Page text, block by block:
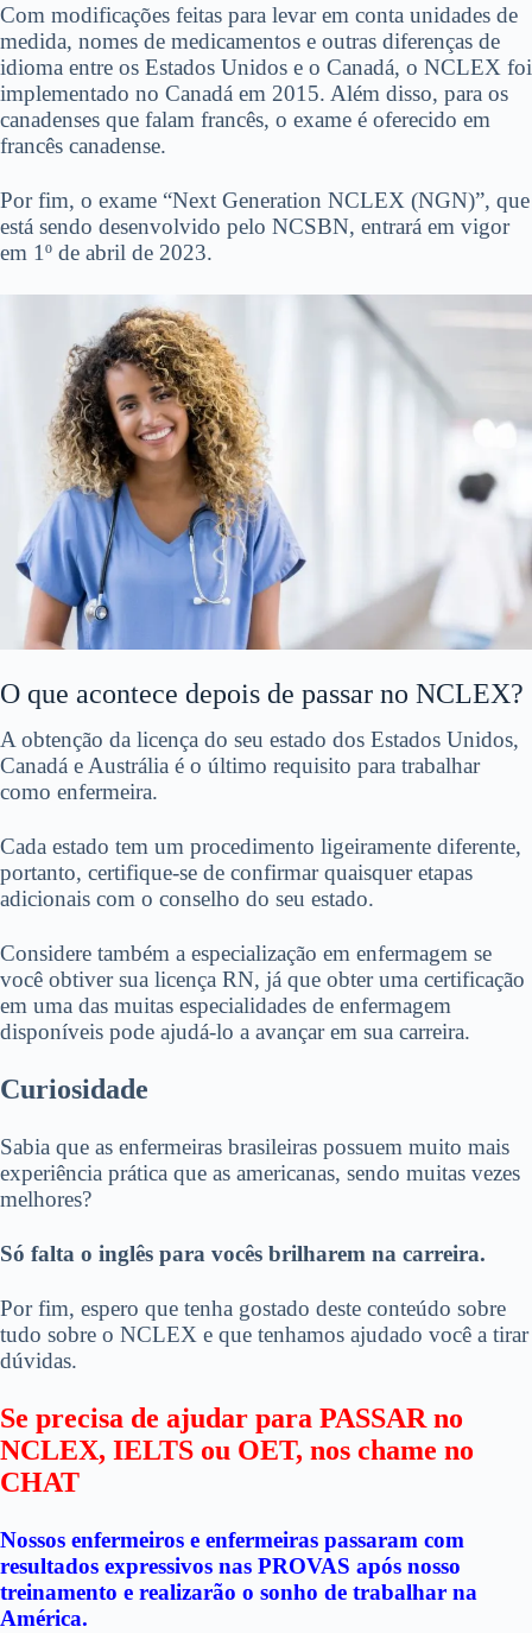
Com modificações feitas para levar em conta unidades de
medida, nomes de medicamentos e outras diferenças de
idioma entre os Estados Unidos e o Canadá, o NCLEX foi
implementado no Canadá em 2015. Além disso, para os
canadenses que falam francês, o exame é oferecido em
francês canadense.
Por fim, o exame “Next Generation NCLEX (NGN)”, que
está sendo desenvolvido pelo NCSBN, entrará em vigor
em 1º de abril de 2023.
O que acontece depois de passar no NCLEX?
A obtenção da licença do seu estado dos Estados Unidos,
Canadá e Austrália é o último requisito para trabalhar
como enfermeira.
Cada estado tem um procedimento ligeiramente diferente,
portanto, certifique-se de confirmar quaisquer etapas
adicionais com o conselho do seu estado.
Considere também a especialização em enfermagem se
você obtiver sua licença RN, já que obter uma certificação
em uma das muitas especialidades de enfermagem
disponíveis pode ajudá-lo a avançar em sua carreira.
Curiosidade
Sabia que as enfermeiras brasileiras possuem muito mais
experiência prática que as americanas, sendo muitas vezes
melhores?
Só falta o inglês para vocês brilharem na carreira.
Por fim, espero que tenha gostado deste conteúdo sobre
tudo sobre o NCLEX e que tenhamos ajudado você a tirar
dúvidas.
Se precisa de ajudar para PASSAR no
NCLEX, IELTS ou OET, nos chame no
CHAT
Nossos enfermeiros e enfermeiras passaram com
resultados expressivos nas PROVAS após nosso
treinamento e realizarão o sonho de trabalhar na
América.